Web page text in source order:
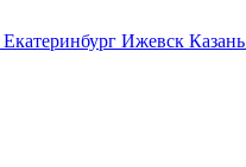
Екатеринбург Ижевск Казань